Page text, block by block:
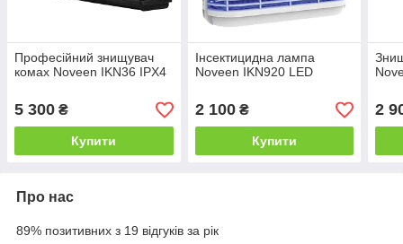
Професійний знищувач
комах Noveen IKN36 IPX4
5 300 ₴
Купити
Інсектицидна лампа
Noveen IKN920 LED
2 100₴
Купити
2
Про нас
89% позитивних з 19 відгуків за рік